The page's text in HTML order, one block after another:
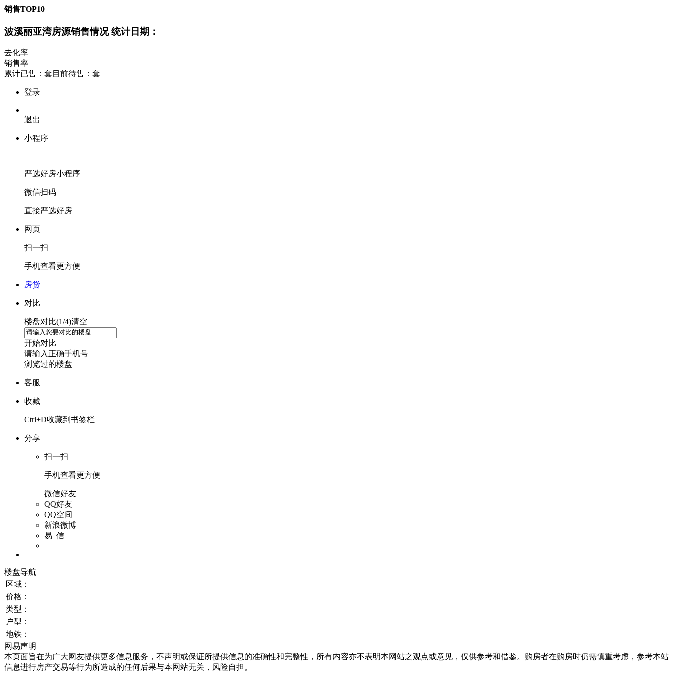
销售TOP10
波溪丽亚湾房源销售情况统计日期：
去化率
销售率
累计已售： 套 目前待售： 套
登录
退出
小程序
严选好房小程序
微信扫码
直接严选好房
网页
扫一扫
手机查看更方便
房贷
对比
楼盘对比(1/4)清空
开始对比
请输入正确手机号
浏览过的楼盘
客服
收藏
Ctrl+D收藏到书签栏
分享
扫一扫
手机查看更方便
微信好友
QQ好友
QQ空间
新浪微博
易 信
楼盘导航
区域：
价格：
类型：
户型：
地铁：
网易声明
本页面旨在为广大网友提供更多信息服务，不声明或保证所提供信息的准确性和完整性，所有内容亦不表明本网站之观点或意见，仅供参考和借鉴。购房者在购房时仍需慎重考虑，参考本站
信息进行房产交易等行为所造成的任何后果与本网站无关，风险自担。